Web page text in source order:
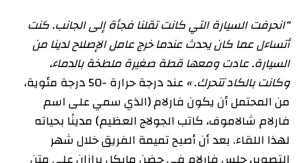
“انحرفت السيارة التي كانت تقلنا فجأة إلى الجانب. كنت
أتساءل عما كان يحدث عندما خرج عامل الإصلاح لدينا من
السيارة. عادت ومعها قطة صغيرة ملطخة بالدماء،
وكانت بالكاد تتحرك. »
عند درجة حرارة -50 درجة مئوية،
من المحتمل أن يكون فارلام (الذي سمي على اسم
فارلام شالاموف، كاتب الجولاج العظيم) مدينًا بحياته
لهذا اللقاء. بعد أن أصبح تميمة الفريق خلال شهر